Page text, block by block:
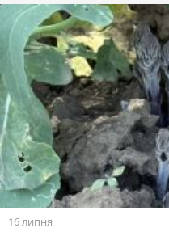
16 липня